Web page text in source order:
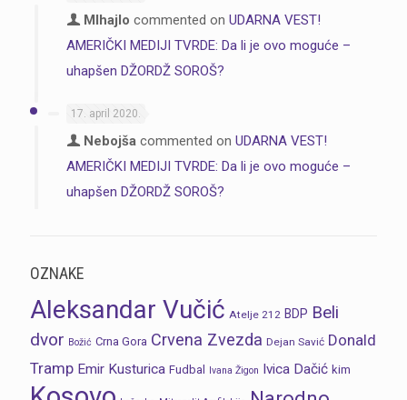
MIhajlo commented on UDARNA VEST!
AMERIČKI MEDIJI TVRDE: Da li je ovo moguće –
uhapšen DŽORDŽ SOROŠ?
17. april 2020.
Nebojša commented on UDARNA VEST!
AMERIČKI MEDIJI TVRDE: Da li je ovo moguće –
uhapšen DŽORDŽ SOROŠ?
OZNAKE
Aleksandar Vučić Atelje 212 BDP Beli
dvor Božić Crna Gora Crvena Zvezda Dejan Savić Donald
Tramp Emir Kusturica Fudbal Ivana Žigon Ivica Dačić kim